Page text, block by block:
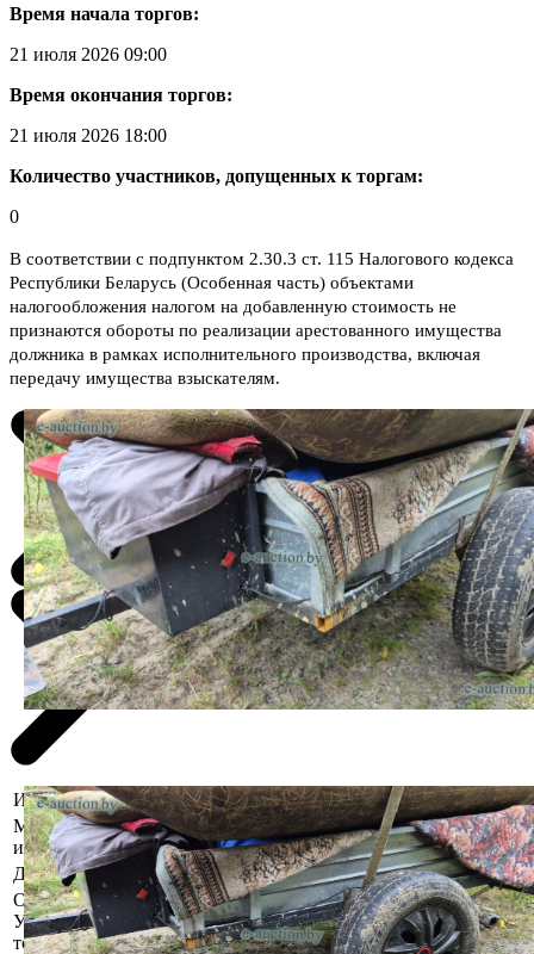
Время начала торгов:
21 июля 2026 09:00
Время окончания торгов:
21 июля 2026 18:00
Количество участников, допущенных к торгам:
0
В соответствии с подпунктом 2.30.3 ст. 115 Налогового кодекса
Республики Беларусь (Особенная часть) объектами
налогообложения налогом на добавленную стоимость не
признаются обороты по реализации арестованного имущества
должника в рамках исполнительного производства, включая
передачу имущества взыскателям.
Информация о предмете торгов
Местоположение
имущества
Гомельская область, Мозырский р-н, г.
Должник
Иванов Владимир Николаевич
Осмотр объекта
Участник электронных торгов обязан до начала электронных
торгов ( п.2.4.3 Регламента)